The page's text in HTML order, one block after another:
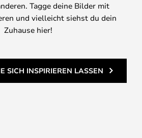
Tagge deine Bilder mit
und vielleicht siehst du dein
Zuhause hier!
SICH INSPIRIEREN LASSEN